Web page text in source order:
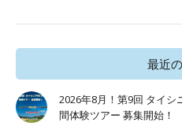
最近
2026年8月！第9回 タイシ
間体験ツアー 募集開始！